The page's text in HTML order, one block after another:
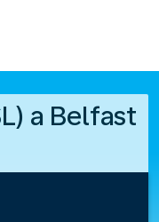
a Belfast